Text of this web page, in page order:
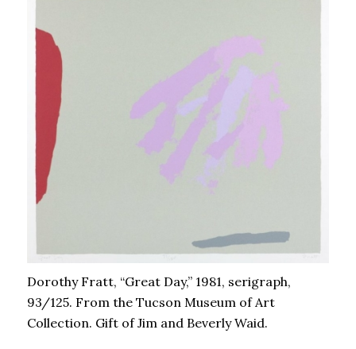
Dorothy Fratt, “Great Day,” 1981, serigraph,
93/125. From the Tucson Museum of Art
Collection. Gift of Jim and Beverly Waid.